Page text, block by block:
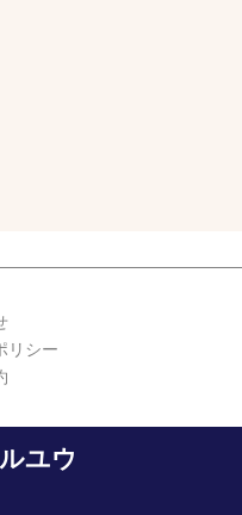
リシー
ユウ